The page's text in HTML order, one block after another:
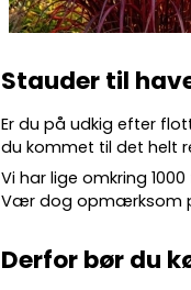
Stauder til
Er du på udkig efter
du kommet til det helt
Vi har lige omkring 1000
Vær dog opmærksom
Derfor bør du